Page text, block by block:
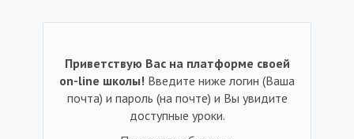
Приветствую Вас на платформе своей
on-line школы! Введите ниже логин (Ваша
почта) и пароль (на почте) и Вы увидите
доступные уроки.